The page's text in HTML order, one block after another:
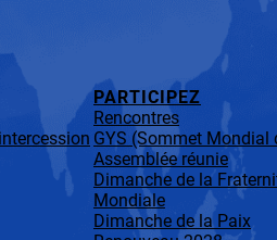
PARTICIPEZ
Rencontres
GYS (Sommet Mondial
Assemblée réunie
Dimanche de la
Mondiale
Dimanche de la Paix